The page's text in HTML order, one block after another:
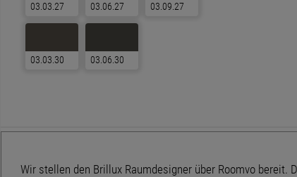
03.03.27 03.06.27 03.09.27
03.03.30 03.06.30
Wir stellen den Brillux Raumdesigner über Roomvo bereit.